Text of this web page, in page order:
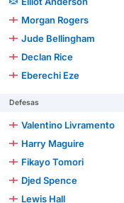
Morgan Rogers
Jude Bellingham
Declan Rice
Eberechi Eze
Defesas
Valentino Livramento
Harry Maguire
Fikayo Tomori
Djed Spence
Lewis Hall